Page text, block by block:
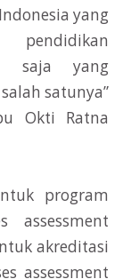
yang
pendidikan
saja yang
satunya”
Okti Ratna
program
assessment
akreditasi
assessment